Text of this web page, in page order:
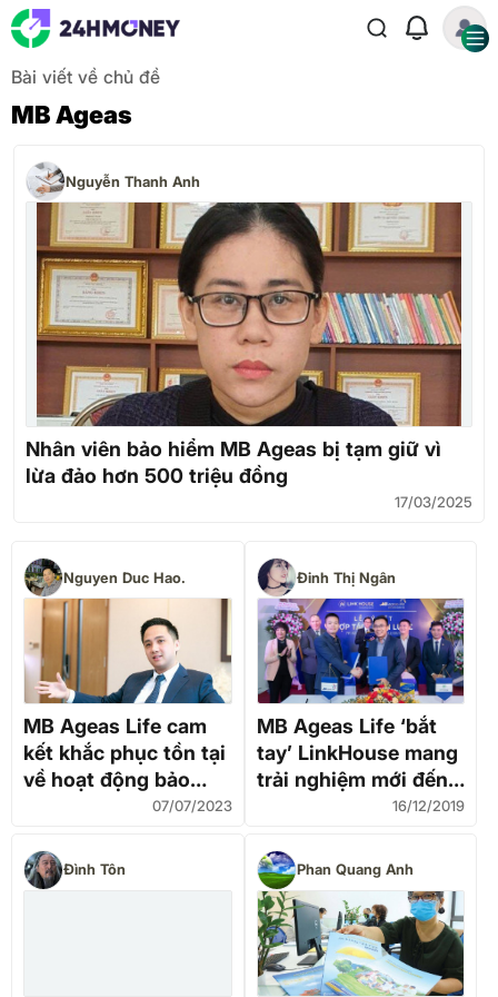
Bài viết về chủ đề
MB Ageas
Nguyễn Thanh Anh
Nhân viên bảo hiểm MB Ageas bị tạm giữ vì
lừa đảo hơn 500 triệu đồng
17/03/2025
Nguyen Duc Hao.
MB Ageas Life cam
kết khắc phục tồn tại
về hoạt động bảo
hiểm ngay trong07/07/2023
Đinh Thị Ngân
MB Ageas Life ‘bắt
tay’ LinkHouse mang
trải nghiệm mới đến
16/12/2019
Đình Tôn Phan Quang Anh